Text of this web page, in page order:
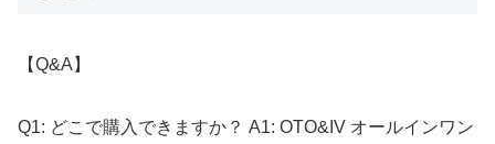
【Q&A】
Q1: どこで購入できますか？ A1: OTO&IV オールインワン